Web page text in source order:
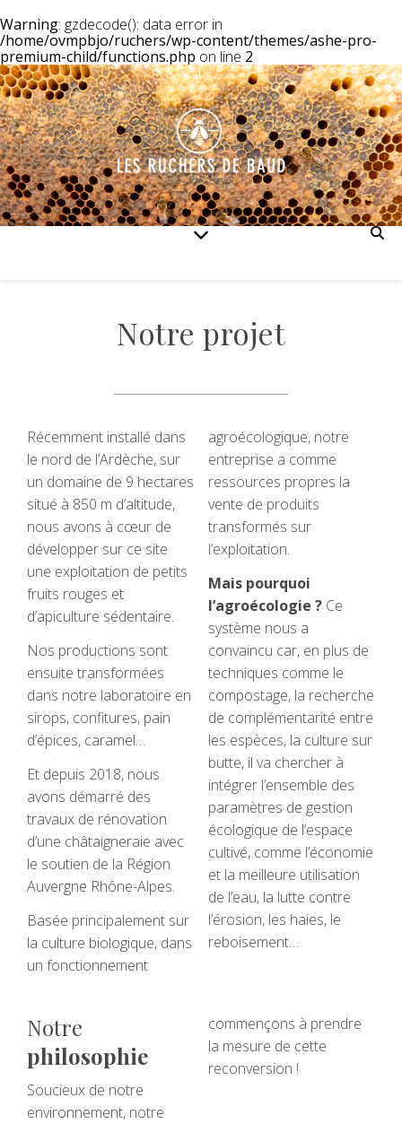
Warning: gzdecode(): data error in
/home/ovmpbjo/ruchers/wp-content/themes/ashe-pro-
premium-child/functions.php on line 2
Notre projet
Récemment installé dans
le nord de l’Ardèche, sur
un domaine de 9 hectares
situé à 850 m d’altitude,
nous avons à cœur de
développer sur ce site
une exploitation de petits
fruits rouges et
d’apiculture sédentaire.
Nos productions sont
ensuite transformées
dans notre laboratoire en
sirops, confitures, pain
d’épices, caramel…
Et depuis 2018, nous
avons démarré des
travaux de rénovation
d’une châtaigneraie avec
le soutien de la Région
Auvergne Rhône-Alpes.
Basée principalement sur
la culture biologique, dans
un fonctionnement
agroécologique, notre
entreprise a comme
ressources propres la
vente de produits
transformés sur
l’exploitation.
Mais pourquoi
l’agroécologie ? Ce
système nous a
convaincu car, en plus de
techniques comme le
compostage, la recherche
de complémentarité entre
les espèces, la culture sur
butte, il va chercher à
intégrer l’ensemble des
paramètres de gestion
écologique de l’espace
cultivé, comme l’économie
et la meilleure utilisation
de l’eau, la lutte contre
l’érosion, les haies, le
reboisement…
Notre
philosophie
Soucieux de notre
environnement, notre
commençons à prendre
la mesure de cette
reconversion !